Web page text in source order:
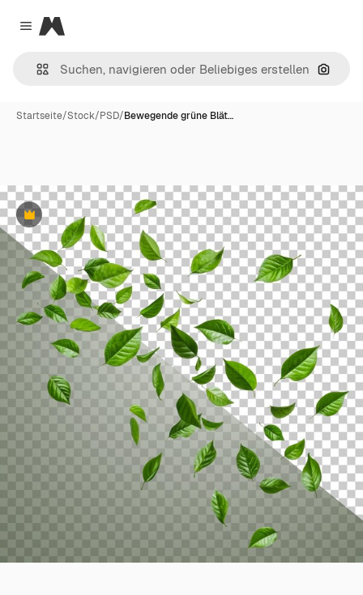
Close menu
Magnific
Nach
Startseite/Stock/PSD/Bewegende grüne Blät…
Premium